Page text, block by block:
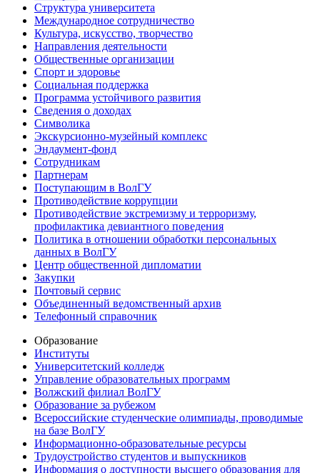
Структура университета
Международное сотрудничество
Культура, искусство, творчество
Направления деятельности
Общественные организации
Спорт и здоровье
Социальная поддержка
Программа устойчивого развития
Сведения о доходах
Символика
Экскурсионно-музейный комплекс
Эндаумент-фонд
Сотрудникам
Партнерам
Поступающим в ВолГУ
Противодействие коррупции
Противодействие экстремизму и терроризму,
профилактика девиантного поведения
Политика в отношении обработки персональных
данных в ВолГУ
Центр общественной дипломатии
Закупки
Почтовый сервис
Объединенный ведомственный архив
Телефонный справочник
Образование
Институты
Университетский колледж
Управление образовательных программ
Волжский филиал ВолГУ
Образование за рубежом
Всероссийские студенческие олимпиады, проводимые
на базе ВолГУ
Информационно-образовательные ресурсы
Трудоустройство студентов и выпускников
Информация о доступности высшего образования для